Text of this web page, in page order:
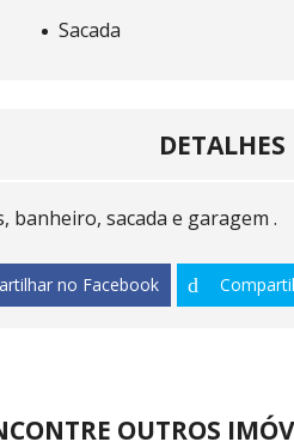
Sacada
DETALHES
banheiro, sacada e garagem .
no Facebook
OUTROS